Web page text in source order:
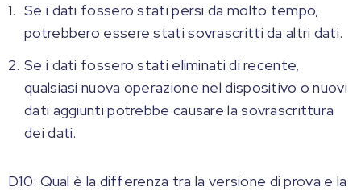
Se i dati fossero stati persi da molto tempo,
potrebbero essere stati sovrascritti da altri dati.
Se i dati fossero stati eliminati di recente,
qualsiasi nuova operazione nel dispositivo o nuovi
dati aggiunti potrebbe causare la sovrascrittura
dei dati.
D10: Qual è la differenza tra la versione di prova e la